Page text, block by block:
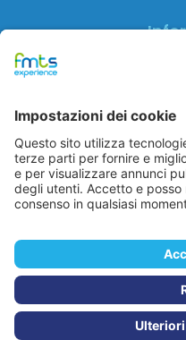
© 2025 FMTS Experience